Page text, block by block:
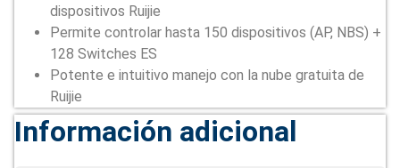
dispositivos Ruijie
Permite controlar hasta 150 dispositivos (AP, NBS) +
128 Switches ES
Potente e intuitivo manejo con la nube gratuita de
Ruijie
Información adicional